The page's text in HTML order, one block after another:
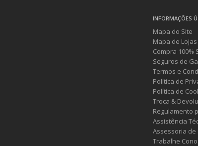
INFORMAÇÕES
Mapa do Site
Mapa de Lojas
Compra 100%
Seguros de
Termos e
Política de
Política de
Troca &
Regulamento
Assistência
Assessoria de
Trabalhe